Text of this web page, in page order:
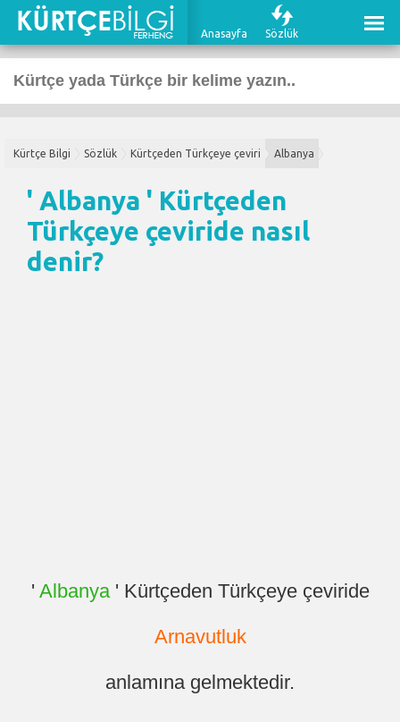
Anasayfa Sözlük
Kürtçe Bilgi Sözlük Kürtçeden Türkçeye çeviri Albanya
' Albanya ' Kürtçeden
Türkçeye çeviride nasıl
denir?
' Albanya' Kürtçeden Türkçeye çeviride
Arnavutluk
anlamına gelmektedir.